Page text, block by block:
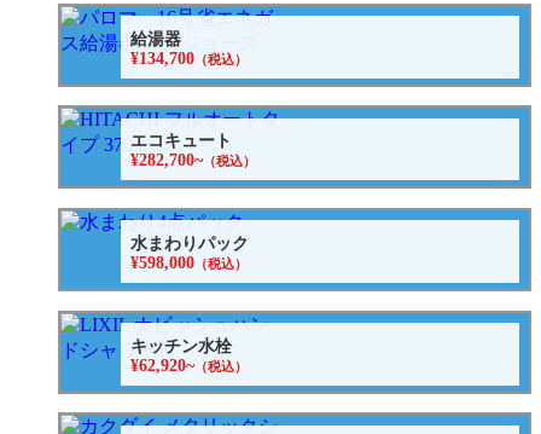
給湯器
¥134,700 （税込）
エコキュート
¥282,700~（税込）
水まわりパック
¥598,000 （税込）
キッチン水栓
¥62,920~（税込）